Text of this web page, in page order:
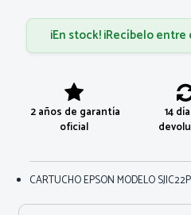
¡En stock! ¡Recíbelo
2 años de garantía
oficial
14
CARTUCHO EPSON MODELO